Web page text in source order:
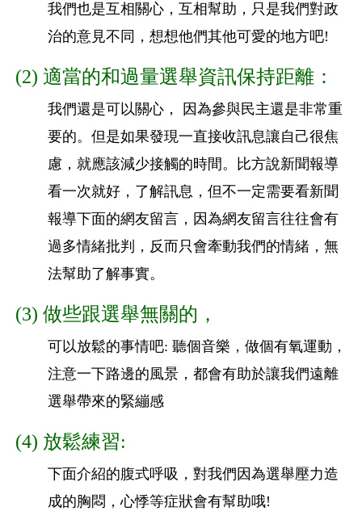
我們也是互相關心，互相幫助，只是我們對政
治的意見不同， 想想他們其他可愛的地方吧!
(2) 適當的和過量選舉資訊保持距離：
我們還是可以關心， 因為參與民主還是非常重
要的。 但是如果發現一直接收訊息讓自己很焦
慮，就應該減少接觸的時間。
比方說新聞報導
看一次就好，了解訊息， 但不一定需要看新聞
報導下面的網友留言， 因為網友留言往往會有
過多情緒批判，反而只會牽動我們的情緒， 無
法幫助了解事實。
(3) 做些跟選舉無關的，
可以放鬆的事情吧: 聽個音樂，做個有氧運動，
注意一下路邊的風景，都會有助於讓我們遠離
選舉帶來的緊繃感
(4) 放鬆練習:
下面介紹的腹式呼吸，對我們因為選舉壓力造
成的胸悶，心悸等症狀會有幫助哦!